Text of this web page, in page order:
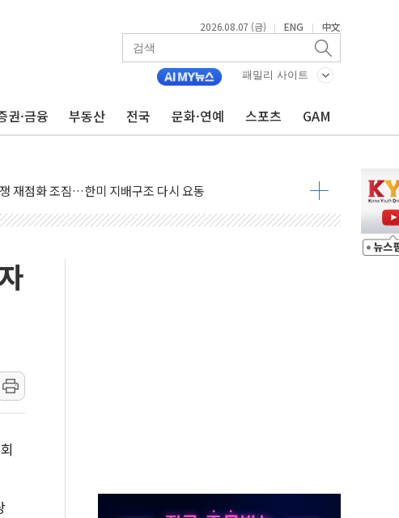
2026.08.07 (금) | ENG | 中文
패밀리 사이트
권·금융 부동산 전국 문화·연예 스포츠 GAM
관 찾아 어르신 우유 지원 점검
타, 파브리 셰프 모델 발탁
영업익 4배 '껑충'…전부문 약진
'신흥 강자' 다이소·시코르…뷰티 유통 지각변동 본격화
세제혜택 축소에 반발…"정책 신뢰 뒤집어"
대표 전면에...임원·조직 대대적 개편 예고
하원의원, 테네시주 경선서 낙선
연속 사이드카·널뛰기에 개미들 '패닉'
모 자사주 취득
주석야청' 파장…친명계 "처절한 역사를 말장난으로" 비판